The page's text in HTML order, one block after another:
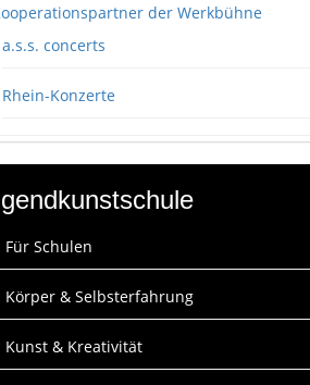
der Werkbühne
a.s.s. concerts
Rhein-Konzerte
Für Schulen
Körper & Selbsterfahrung
Kunst & Kreativität